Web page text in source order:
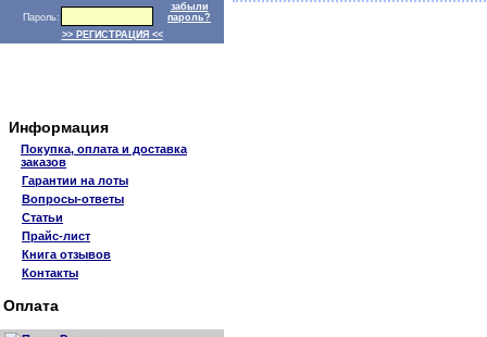
Пароль:
забыли
пароль?
>> РЕГИСТРАЦИЯ <<
Информация
Покупка, оплата и доставка
заказов
Гарантии на лоты
Вопросы-ответы
Статьи
Прайс-лист
Книга отзывов
Контакты
Оплата